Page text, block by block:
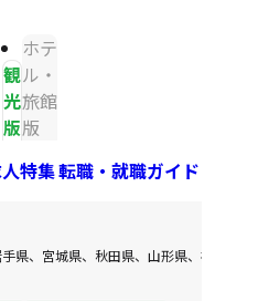
観
光
版
ホテ
ル・
旅館
版
特集転職・就職ガイド
県、宮城県、秋田県、山形県、福島県